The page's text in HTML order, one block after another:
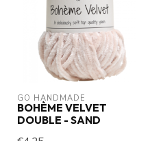
GO HANDMADE
BOHÈME VELVET
DOUBLE - SAND